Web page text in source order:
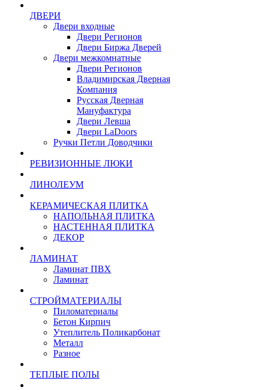
ДВЕРИ
Двери входные
Двери Регионов
Двери Биржа Дверей
Двери межкомнатные
Двери Регионов
Владимирская Дверная
Компания
Русская Дверная
Мануфактура
Двери Левша
Двери LaDoors
Ручки Петли Доводчики
РЕВИЗИОННЫЕ ЛЮКИ
ЛИНОЛЕУМ
КЕРАМИЧЕСКАЯ ПЛИТКА
НАПОЛЬНАЯ ПЛИТКА
НАСТЕННАЯ ПЛИТКА
ДЕКОР
ЛАМИНАТ
Ламинат ПВХ
Ламинат
СТРОЙМАТЕРИАЛЫ
Пиломатериалы
Бетон Кирпич
Утеплитель Поликарбонат
Металл
Разное
ТЕПЛЫЕ ПОЛЫ